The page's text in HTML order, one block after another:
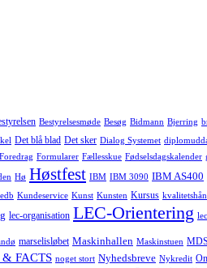
Bestyrelsesmøde Besøg Bidmann Bjerring
Det blå blad Det sker Dialog Systemet
Foredrag Formularer Fællesskue Fødselsdagskalender
Hø Høstfest IBM IBM 3090 IBM AS400
Kundeservice Kunst Kunsten Kursus
lec-organisation LEC-Orientering
marselisløbet Maskinhallen Maskinstuen MDS
& FACTS noget stort Nyhedsbreve Nykredit